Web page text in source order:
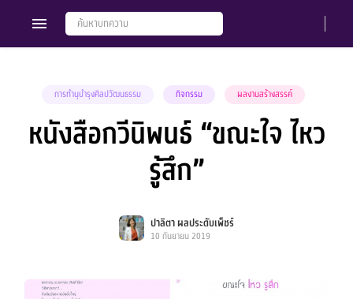
การทำนุบำรุงศิลปวัฒนธรรม กิจกรรม ผลงานสร้างสรรค์
หนังสือกวีนิพนธ์ “ขณะใจ ไหว
รู้สึก”
ปาลิตา ผลประดับเพ็ชร์
10 กันยายน 2019
Members Groups